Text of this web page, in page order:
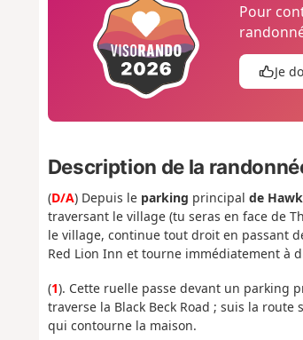
Pour
Je
Description de la
(D/A) Depuis le parking principal de
traversant le village (tu seras en face de
le village, continue tout droit en passant
Red Lion Inn et tourne immédiatement à
(1). Cette ruelle passe devant un parking
traverse la Black Beck Road ; suis la
qui contourne la maison.